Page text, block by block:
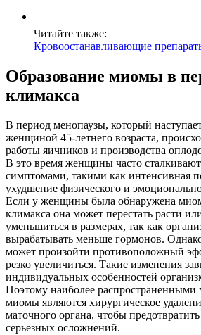
Читайте также:
Кровоостанавливающие
Образование миомы в
климакса
В период менопаузы, который
женщиной 45-летнего возраста,
работы яичников и производства
В это время женщины часто
симптомами, такими как интенсивная
ухудшение физического и
Если у женщины была обнаружена
климакса она может перестать расти
уменьшиться в размерах, так как
вырабатывать меньше гормонов.
может произойти противоположный
резко увеличиться. Такие изменения
индивидуальных особенностей
Поэтому наиболее распространенными
миомы являются хирургическое
маточного органа, чтобы
серьезных осложнений.